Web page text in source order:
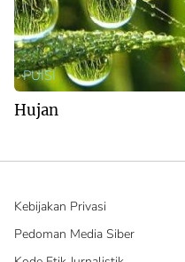
PUISI
Hujan
Kebijakan Privasi
Pedoman Media Siber